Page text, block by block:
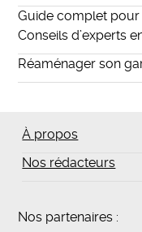
Guide complet
Conseils d’experts
Réaménager son
À propos
Nos rédacteurs
Nos partenaires :